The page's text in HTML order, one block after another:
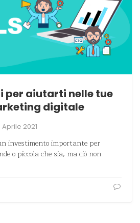
per aiutarti nelle tue
digitale
Aprile 2021
investimento importante per
o piccola che sia, ma ciò non